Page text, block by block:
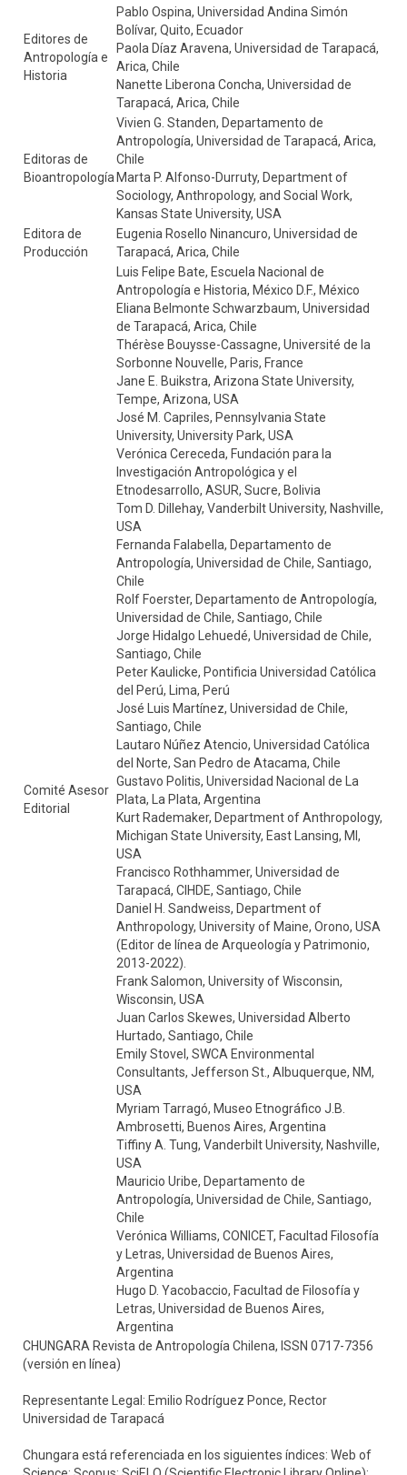
Editores de
Antropología e
Historia
Pablo Ospina, Universidad Andina Simón
Bolívar, Quito, Ecuador
Paola Díaz Aravena, Universidad de Tarapacá,
Arica, Chile
Nanette Liberona Concha, Universidad de
Tarapacá, Arica, Chile
Editoras de
Bioantropología
Vivien G. Standen, Departamento de
Antropología, Universidad de Tarapacá, Arica,
Chile
Marta P. Alfonso-Durruty, Department of
Sociology, Anthropology, and Social Work,
Kansas State University, USA
Editora de
Producción
Eugenia Rosello Ninancuro, Universidad de
Tarapacá, Arica, Chile
Comité Asesor
Editorial
Luis Felipe Bate, Escuela Nacional de
Antropología e Historia, México D.F., México
Eliana Belmonte Schwarzbaum, Universidad
de Tarapacá, Arica, Chile
Thérèse Bouysse-Cassagne, Université de la
Sorbonne Nouvelle, Paris, France
Jane E. Buikstra, Arizona State University,
Tempe, Arizona, USA
José M. Capriles, Pennsylvania State
University, University Park, USA
Verónica Cereceda, Fundación para la
Investigación Antropológica y el
Etnodesarrollo, ASUR, Sucre, Bolivia
Tom D. Dillehay, Vanderbilt University, Nashville,
USA
Fernanda Falabella, Departamento de
Antropología, Universidad de Chile, Santiago,
Chile
Rolf Foerster, Departamento de Antropología,
Universidad de Chile, Santiago, Chile
Jorge Hidalgo Lehuedé, Universidad de Chile,
Santiago, Chile
Peter Kaulicke, Pontificia Universidad Católica
del Perú, Lima, Perú
José Luis Martínez, Universidad de Chile,
Santiago, Chile
Lautaro Núñez Atencio, Universidad Católica
del Norte, San Pedro de Atacama, Chile
Gustavo Politis, Universidad Nacional de La
Plata, La Plata, Argentina
Kurt Rademaker, Department of Anthropology,
Michigan State University, East Lansing, MI,
USA
Francisco Rothhammer, Universidad de
Tarapacá, CIHDE, Santiago, Chile
Daniel H. Sandweiss, Department of
Anthropology, University of Maine, Orono, USA
(Editor de línea de Arqueología y Patrimonio,
2013-2022).
Frank Salomon, University of Wisconsin,
Wisconsin, USA
Juan Carlos Skewes, Universidad Alberto
Hurtado, Santiago, Chile
Emily Stovel, SWCA Environmental
Consultants, Jefferson St., Albuquerque, NM,
USA
Myriam Tarragó, Museo Etnográfico J.B.
Ambrosetti, Buenos Aires, Argentina
Tiffiny A. Tung, Vanderbilt University, Nashville,
USA
Mauricio Uribe, Departamento de
Antropología, Universidad de Chile, Santiago,
Chile
Verónica Williams, CONICET, Facultad Filosofía
y Letras, Universidad de Buenos Aires,
Argentina
Hugo D. Yacobaccio, Facultad de Filosofía y
Letras, Universidad de Buenos Aires,
Argentina
CHUNGARA Revista de Antropología Chilena, ISSN 0717-7356
(versión en línea)
Representante Legal: Emilio Rodríguez Ponce, Rector
Universidad de Tarapacá
Chungara está referenciada en los siguientes índices: Web of